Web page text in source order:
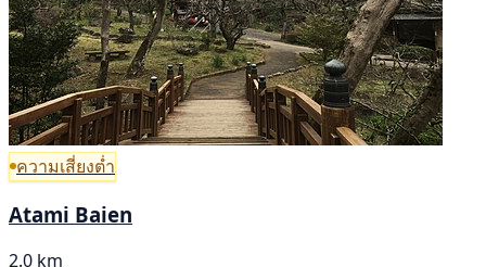
ความเสี่ยงต่ำ
Atami Baien
2.0 km